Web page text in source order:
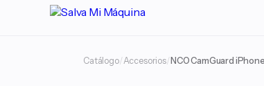
Catálogo/Accesorios/ NCO CamGuard